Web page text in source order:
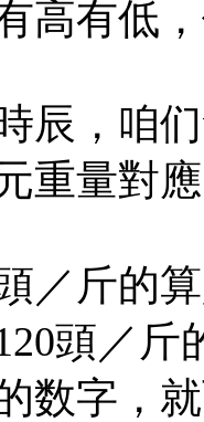
高有低
辰，咱
重量對
／斤的
頭／斤
数字，